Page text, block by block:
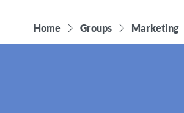
Home Groups Marketing